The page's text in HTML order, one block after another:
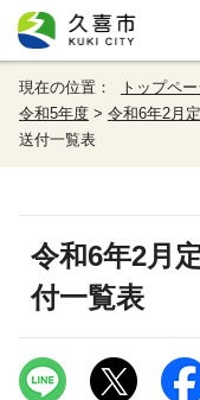
現在の位置： トップペー
令和5年度 > 令和6年2月
送付一覧表
令和6年2月
付一覧表